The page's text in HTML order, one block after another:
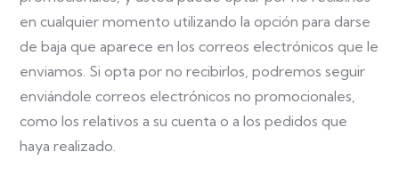
en cualquier momento utilizando la opción para darse
de baja que aparece en los correos electrónicos que le
enviamos. Si opta por no recibirlos, podremos seguir
enviándole correos electrónicos no promocionales,
como los relativos a su cuenta o a los pedidos que
haya realizado.